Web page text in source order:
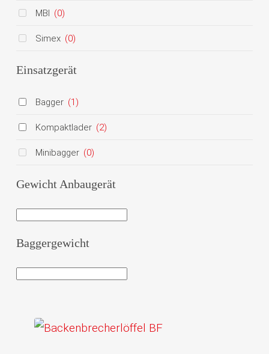
MBI (0)
Simex (0)
Einsatzgerät
Bagger (1)
Kompaktlader (2)
Minibagger (0)
Gewicht Anbaugerät
Baggergewicht